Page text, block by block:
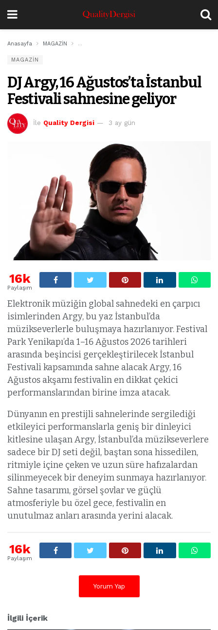
Anasayfa MAGAZİN DJ Argy, 16 Ağustos’ta İstanbul Festivali sahnesine
MAGAZİN
DJ Argy, 16 Ağustos’ta İstanbul
Festivali sahnesine geliyor
İle Quality Dergisi 3 ay gün
16k
Paylaşım
Elektronik müziğin global sahnedeki en çarpıcı
isimlerinden Argy, bu yaz İstanbul’da
müzikseverlerle buluşmaya hazırlanıyor. Festival
Park Yenikapı’da 1–16 Ağustos 2026 tarihleri
arasında beşincisi gerçekleştirilecek İstanbul
Festivali kapsamında sahne alacak Argy, 16
Ağustos akşamı festivalin en dikkat çekici
performanslarından birine imza atacak.
Dünyanın en prestijli sahnelerinde sergilediği
etkileyici performanslarla geniş bir dinleyici
kitlesine ulaşan Argy, İstanbul’da müzikseverlere
sadece bir DJ seti değil, baştan sona hissedilen,
ritmiyle içine çeken ve uzun süre hafızalardan
silinmeyecek bir deneyim sunmaya hazırlanıyor.
Sahne tasarımı, görsel şovlar ve güçlü
atmosferiyle bu özel gece, festivalin en
unutulmaz anları arasında yerini alacak.
16k
Paylaşım
Yorum Yap
İlgili İçerik